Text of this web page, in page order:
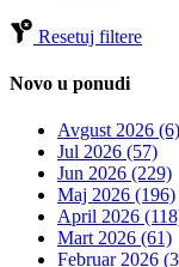
Resetuj filtere
Novo u ponudi
Avgust 2026 (6)
Jul 2026 (57)
Jun 2026 (229)
Maj 2026 (196)
April 2026
Mart 2026 (61)
Februar 2026